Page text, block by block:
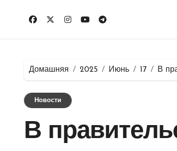
Домашняя 2025 Июнь 17 В
Новости
В